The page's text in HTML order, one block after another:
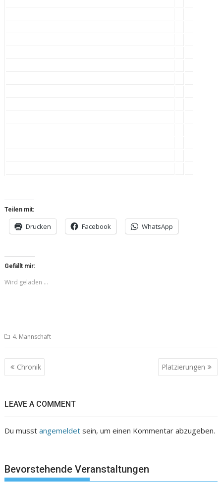
Teilen mit:
Drucken Facebook WhatsApp
Gefällt mir:
Wird geladen …
4. Mannschaft
Beitragsnavigation
Chronik Platzierungen
LEAVE A COMMENT
Du musstangemeldet sein, um einen Kommentar abzugeben.
Bevorstehende Veranstaltungen